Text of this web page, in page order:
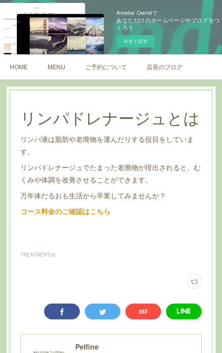
Ameba Owndで
あなただけのホームページやブログをつ
くろう
今すぐ試す
HOME MENU ご予約について 店長のブログ
リンパドレナージュとは
リンパ液は脂肪や老廃物を運んだりする役目をしていま
す。
リンパドレナージュでたまった老廃物が排出されると、む
くみや体調を改善させることができます。
万年体だるおも生活から卒業してみませんか？
コース料金のご確認はこちら
TREATMENT(8)
Pelfine